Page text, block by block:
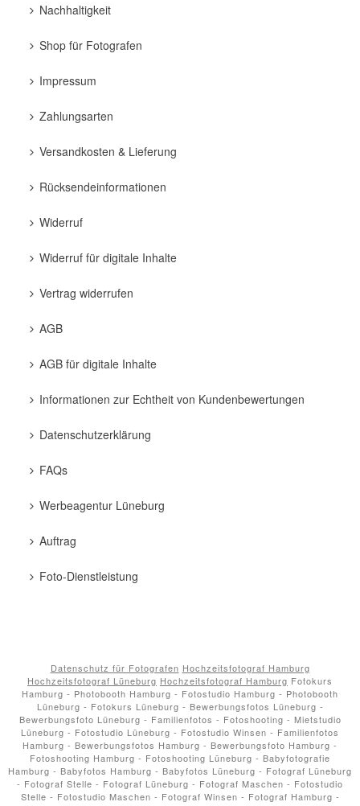
Nachhaltigkeit
Shop für Fotografen
Impressum
Zahlungsarten
Versandkosten & Lieferung
Rücksendeinformationen
Widerruf
Widerruf für digitale Inhalte
Vertrag widerrufen
AGB
AGB für digitale Inhalte
Informationen zur Echtheit von Kundenbewertungen
Datenschutzerklärung
FAQs
Werbeagentur Lüneburg
Auftrag
Foto-Dienstleistung
Datenschutz für Fotografen Hochzeitsfotograf Hamburg
Hochzeitsfotograf Lüneburg Hochzeitsfotograf Hamburg Fotokurs
Hamburg - Photobooth Hamburg - Fotostudio Hamburg - Photobooth
Lüneburg - Fotokurs Lüneburg - Bewerbungsfotos Lüneburg -
Bewerbungsfoto Lüneburg - Familienfotos - Fotoshooting - Mietstudio
Lüneburg - Fotostudio Lüneburg - Fotostudio Winsen - Familienfotos
Hamburg - Bewerbungsfotos Hamburg - Bewerbungsfoto Hamburg -
Fotoshooting Hamburg - Fotoshooting Lüneburg - Babyfotografie
Hamburg - Babyfotos Hamburg - Babyfotos Lüneburg - Fotograf Lüneburg
- Fotograf Stelle - Fotograf Lüneburg - Fotograf Maschen - Fotostudio
Stelle - Fotostudio Maschen - Fotograf Winsen - Fotograf Hamburg -